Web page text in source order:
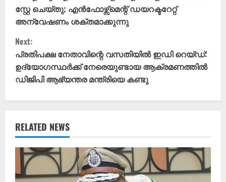
n
t
i
n
u
e
R
e
സ്റ്റേ ചെയ്തു; എൻഫോഴ്സ്മെന്റ് ഡയറക്ടറേറ്റ്
അന്വേഷണം ശക്തമാക്കുന്നു
Next:
പ്രതിപക്ഷ നേതാവിന്റെ വസതിയിൽ ഇഡി റെയ്ഡ്:
ഉദ്യോഗസ്ഥർക്ക് നേരെയുണ്ടായ ആക്രമണത്തിൽ
ഡിജിപി ആഭ്യന്തര മന്ത്രിയെ കണ്ടു
RELATED NEWS